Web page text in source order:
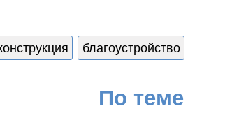
благоустройство
По теме